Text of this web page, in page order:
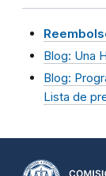
Blog: Una
Blog:
Lista de